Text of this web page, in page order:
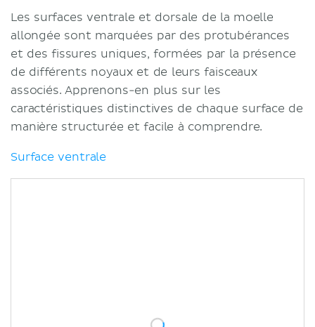
Les surfaces ventrale et dorsale de la moelle
allongée sont marquées par des protubérances
et des fissures uniques, formées par la présence
de différents noyaux et de leurs faisceaux
associés. Apprenons-en plus sur les
caractéristiques distinctives de chaque surface de
manière structurée et facile à comprendre.
Surface ventrale